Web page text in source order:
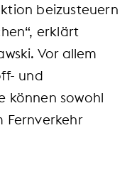
beizusteuern
erklärt
Vor allem
und
können sowohl
Fernverkehr